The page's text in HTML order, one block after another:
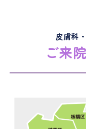
皮膚科
ご来